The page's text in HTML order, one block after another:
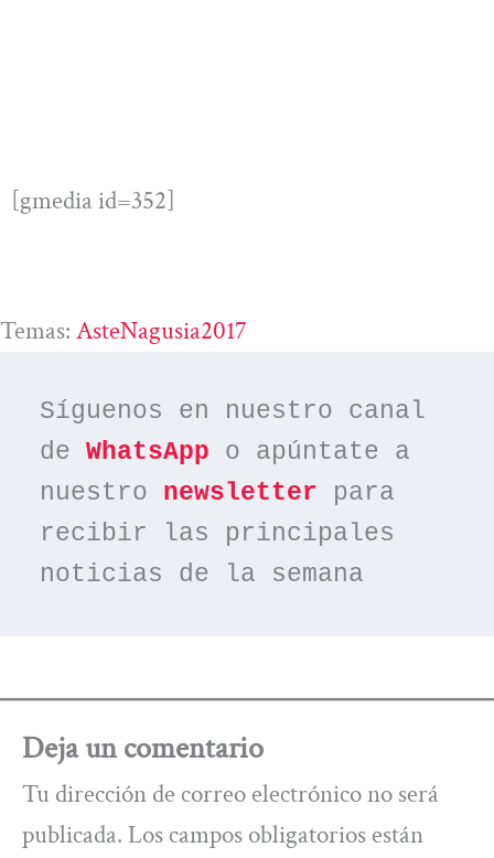
[gmedia id=352]
Temas: AsteNagusia2017
Síguenos en nuestro canal
de WhatsApp o apúntate a
nuestro newsletter para
recibir las principales
noticias de la semana
Deja un comentario
Tu dirección de correo electrónico no será
publicada. Los campos obligatorios están